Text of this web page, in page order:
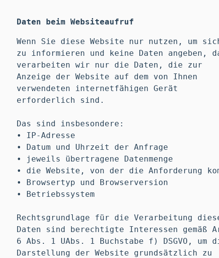
Daten beim Websiteaufruf
Wenn Sie diese Website nur nutzen, um
zu informieren und keine Daten angeben,
verarbeiten wir nur die Daten, die zur
Anzeige der Website auf dem von Ihnen
verwendeten internetfähigen Gerät
erforderlich sind.
Das sind insbesondere:
• IP-Adresse
• Datum und Uhrzeit der Anfrage
• jeweils übertragene Datenmenge
• die Website, von der die Anforderung
• Browsertyp und Browserversion
• Betriebssystem
Rechtsgrundlage für die Verarbeitung
Daten sind berechtigte Interessen gemäß
6 Abs. 1 UAbs. 1 Buchstabe f) DSGVO, um
Darstellung der Website grundsätzlich zu